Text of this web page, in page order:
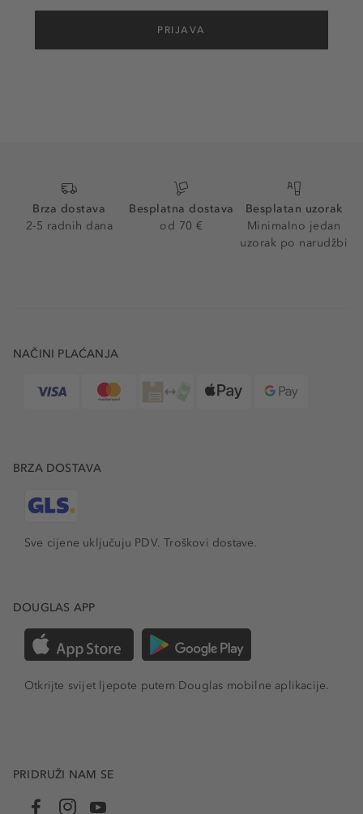
PRIJAVA
Brza dostava
2-5 radnih dana
Besplatna dostava
od 70 €
Besplatan uzorak
Minimalno jedan
uzorak po narudžbi
NAČINI PLAĆANJA
BRZA DOSTAVA
Sve cijene uključuju PDV.Troškovi dostave.
DOUGLAS APP
Otkrijte svijet ljepote putem Douglas mobilne aplikacije.
PRIDRUŽI NAM SE